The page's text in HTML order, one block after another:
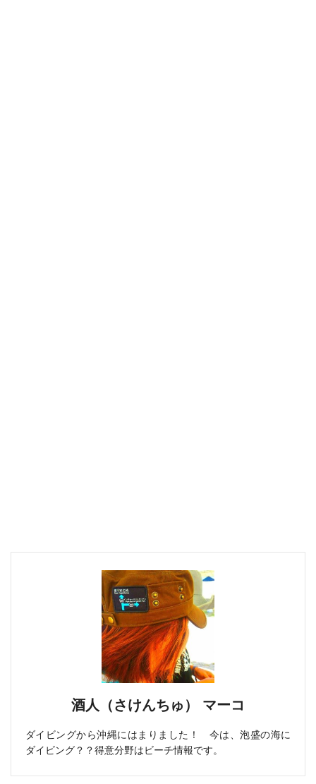
酒人（さけんちゅ） マーコ
ダイビングから沖縄にはまりました！ 今は、泡盛の海に
ダイビング？？得意分野はビーチ情報です。